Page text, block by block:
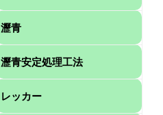
瀝青
瀝青安定処理工法
レッカー